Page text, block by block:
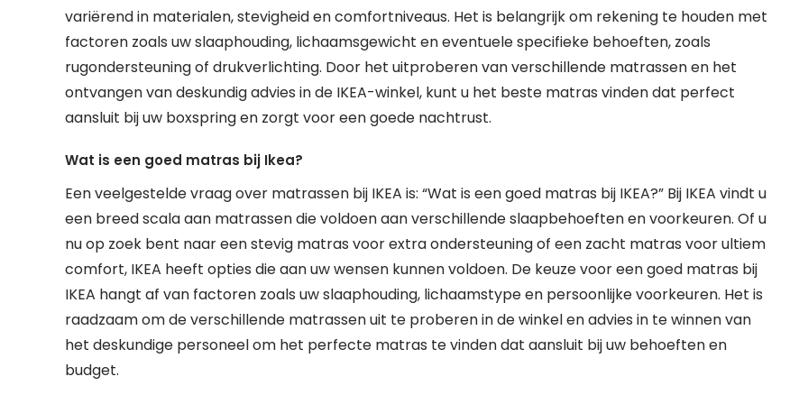
variërend in materialen, stevigheid en comfortniveaus. Het is belangrijk om rekening te houden met
factoren zoals uw slaaphouding, lichaamsgewicht en eventuele specifieke behoeften, zoals
rugondersteuning of drukverlichting. Door het uitproberen van verschillende matrassen en het
ontvangen van deskundig advies in de IKEA-winkel, kunt u het beste matras vinden dat perfect
aansluit bij uw boxspring en zorgt voor een goede nachtrust.
Wat is een goed matras bij Ikea?
Een veelgestelde vraag over matrassen bij IKEA is: “Wat is een goed matras bij IKEA?” Bij IKEA vindt u
een breed scala aan matrassen die voldoen aan verschillende slaapbehoeften en voorkeuren. Of u
nu op zoek bent naar een stevig matras voor extra ondersteuning of een zacht matras voor ultiem
comfort, IKEA heeft opties die aan uw wensen kunnen voldoen. De keuze voor een goed matras bij
IKEA hangt af van factoren zoals uw slaaphouding, lichaamstype en persoonlijke voorkeuren. Het is
raadzaam om de verschillende matrassen uit te proberen in de winkel en advies in te winnen van
het deskundige personeel om het perfecte matras te vinden dat aansluit bij uw behoeften en
budget.